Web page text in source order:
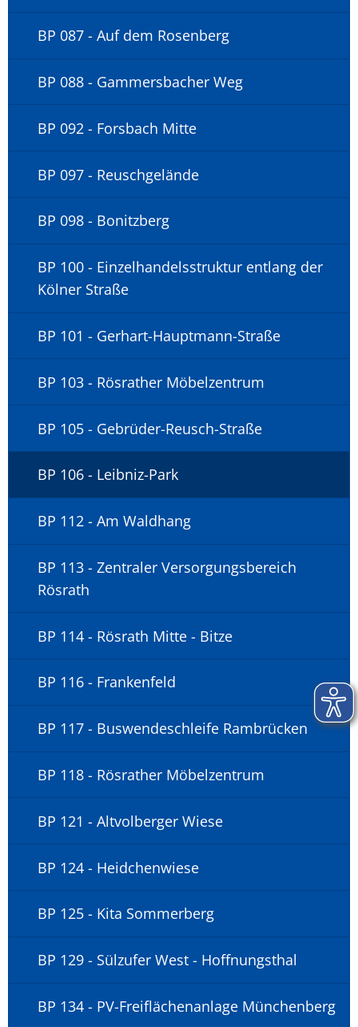
BP 087 - Auf dem Rosenberg
BP 088 - Gammersbacher Weg
BP 092 - Forsbach Mitte
BP 097 - Reuschgelände
BP 098 - Bonitzberg
BP 100 - Einzelhandelsstruktur entlang der
Kölner Straße
BP 101 - Gerhart-Hauptmann-Straße
BP 103 - Rösrather Möbelzentrum
BP 105 - Gebrüder-Reusch-Straße
BP 106 - Leibniz-Park
BP 112 - Am Waldhang
BP 113 - Zentraler Versorgungsbereich
Rösrath
BP 114 - Rösrath Mitte - Bitze
BP 116 - Frankenfeld
BP 117 - Buswendeschleife Rambrücken
BP 118 - Rösrather Möbelzentrum
BP 121 - Altvolberger Wiese
BP 124 - Heidchenwiese
BP 125 - Kita Sommerberg
BP 129 - Sülzufer West - Hoffnungsthal
BP 134 - PV-Freiflächenanlage Münchenberg